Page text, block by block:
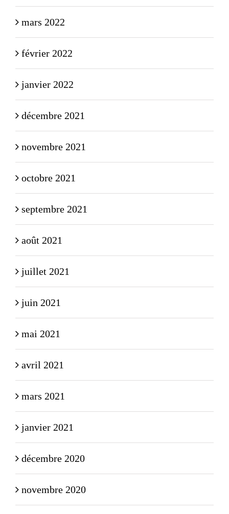
mars 2022
février 2022
janvier 2022
décembre 2021
novembre 2021
octobre 2021
septembre 2021
août 2021
juillet 2021
juin 2021
mai 2021
avril 2021
mars 2021
janvier 2021
décembre 2020
novembre 2020